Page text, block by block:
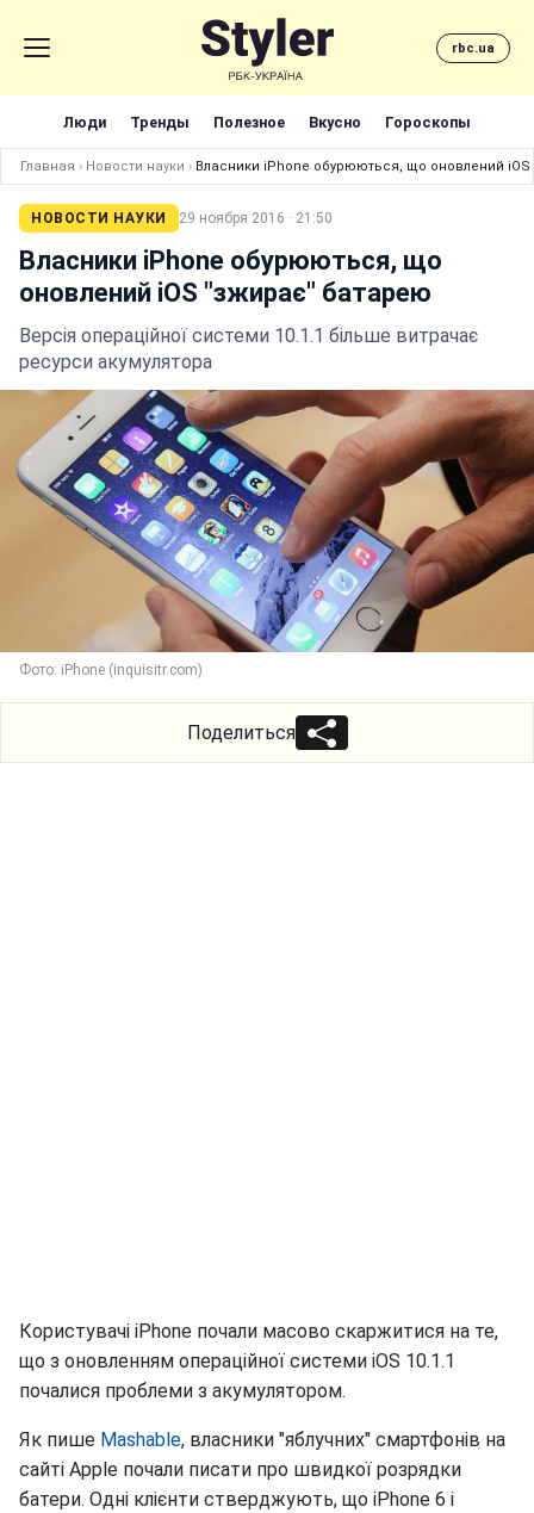
rbc.ua
Люди Тренды Полезное Вкусно Гороскопы
Главная › Новости науки › Власники iPhone обурюються, що оновлений
НОВОСТИ НАУКИ 29 ноября 2016 · 21:50
Власники iPhone обурюються, що
оновлений iOS "зжирає" батарею
Версія операційної системи 10.1.1 більше витрачає
ресурси акумулятора
Фото: iPhone (inquisitr.com)
Поделиться
Користувачі iPhone почали масово скаржитися на те,
що з оновленням операційної системи iOS 10.1.1
почалися проблеми з акумулятором.
Як пише Mashable, власники "яблучних" смартфонів на
сайті Apple почали писати про швидкої розрядки
батери. Одні клієнти стверджують, що iPhone 6 і